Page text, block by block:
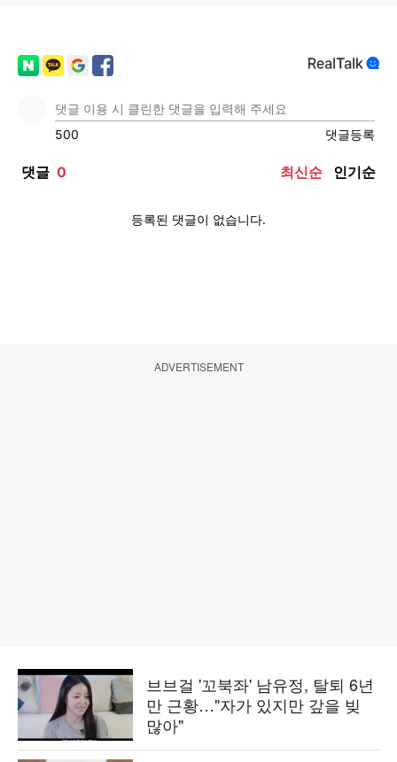
ADVERTISEMENT
브브걸 '꼬북좌' 남유정, 탈퇴 6년
만 근황…"자가 있지만 갚을 빚
많아"